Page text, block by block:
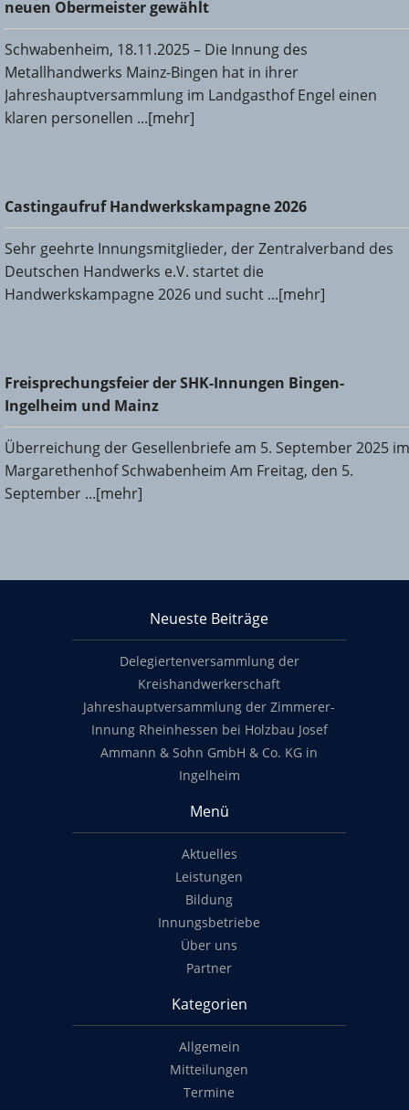
neuen Obermeister gewählt
Schwabenheim, 18.11.2025 – Die Innung des
Metallhandwerks Mainz-Bingen hat in ihrer
Jahreshauptversammlung im Landgasthof Engel einen
klaren personellen ...[mehr]
Castingaufruf Handwerkskampagne 2026
Castingaufruf Handwerkskampagne 2026
Sehr geehrte Innungsmitglieder, der Zentralverband des
Deutschen Handwerks e.V. startet die
Handwerkskampagne 2026 und sucht ...[mehr]
Freisprechungsfeier der SHK-Innungen Bingen-Ingelheim
und Mainz
Freisprechungsfeier der SHK-Innungen Bingen-
Ingelheim und Mainz
Überreichung der Gesellenbriefe am 5. September 2025 im
Margarethenhof Schwabenheim Am Freitag, den 5.
September ...[mehr]
Neueste Beiträge
Delegiertenversammlung der
Kreishandwerkerschaft
Jahreshauptversammlung der Zimmerer-
Innung Rheinhessen bei Holzbau Josef
Ammann & Sohn GmbH & Co. KG in
Ingelheim
Menü
Aktuelles
Leistungen
Bildung
Innungsbetriebe
Über uns
Partner
Kategorien
Allgemein
Mitteilungen
Termine